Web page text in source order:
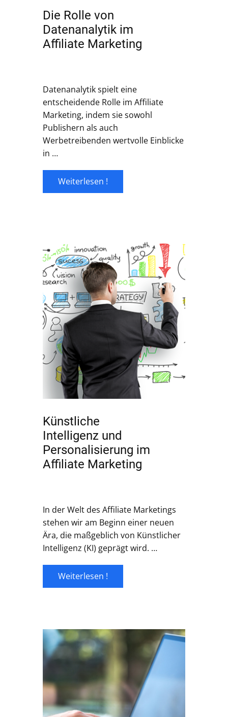
Die Rolle von
Datenanalytik im
Affiliate Marketing
Datenanalytik spielt eine
entscheidende Rolle im Affiliate
Marketing, indem sie sowohl
Publishern als auch
Werbetreibenden wertvolle Einblicke
in …
Weiterlesen !
Künstliche
Intelligenz und
Personalisierung im
Affiliate Marketing
In der Welt des Affiliate Marketings
stehen wir am Beginn einer neuen
Ära, die maßgeblich von Künstlicher
Intelligenz (KI) geprägt wird. …
Weiterlesen !